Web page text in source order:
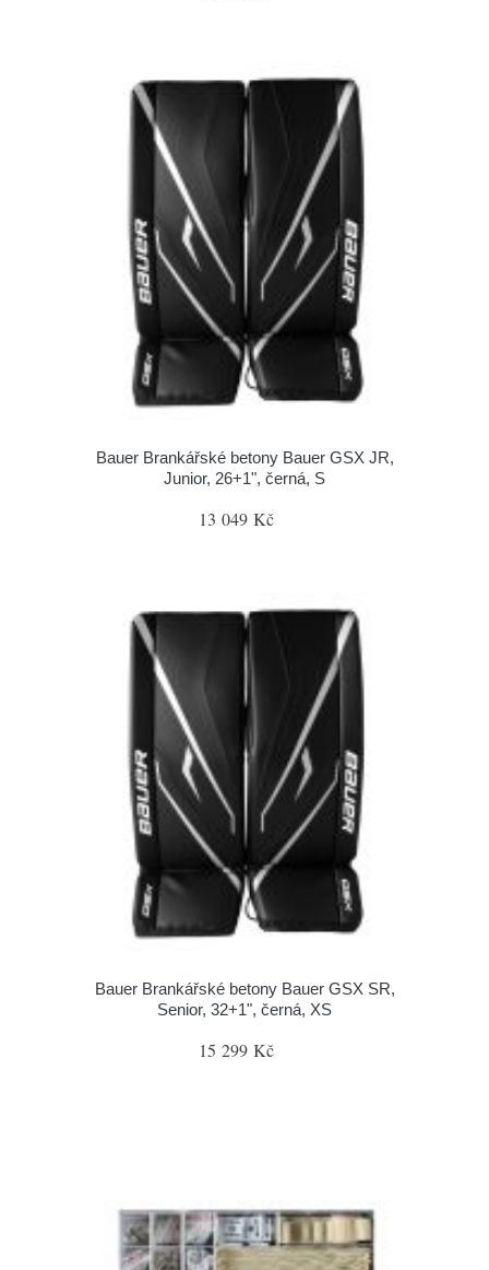
Bauer Brankářské betony Bauer GSX JR,
Junior, 26+1", černá, S
13 049 Kč
Bauer Brankářské betony Bauer GSX SR,
Senior, 32+1", černá, XS
15 299 Kč